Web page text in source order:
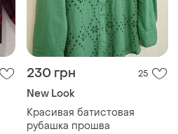
230 грн 25
New Look
Красивая батистовая
рубашка прошва